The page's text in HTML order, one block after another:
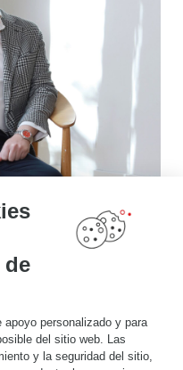
de
personalizado y para
del sitio web. Las
y la seguridad del sitio,
sea de Alsacia como tu abuelo,
solamente pasan en Madrid. Es por
à Madrid” como un espacio con
Un reflejo y un símil de como es
más y a sorprenderte con lo
2025